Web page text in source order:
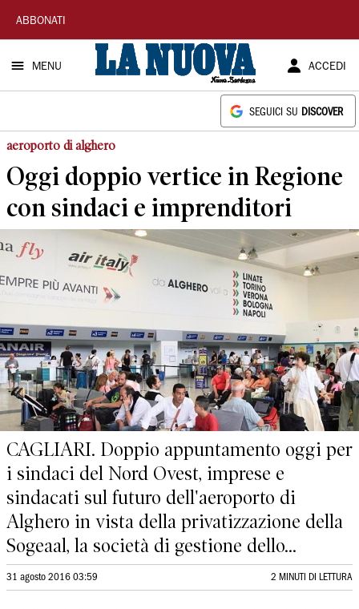
La
Nuova
Sardegna
ABBONATI
MENU ACCEDI
SEGUICI SU DISCOVER
aeroporto di alghero
Oggi doppio vertice in Regione
con sindaci e imprenditori
CAGLIARI. Doppio appuntamento oggi per
i sindaci del Nord Ovest, imprese e
sindacati sul futuro dell'aeroporto di
Alghero in vista della privatizzazione della
Sogeaal, la società di gestione dello...
31 agosto 2016 03:59 2 MINUTI DI LETTURA